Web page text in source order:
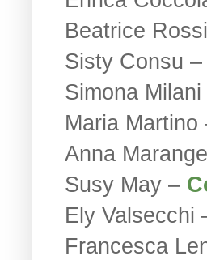
Beatrice
Sisty Consu –
Simona Milani
Maria
Anna
Susy May –
Ely Valsecchi
Francesca